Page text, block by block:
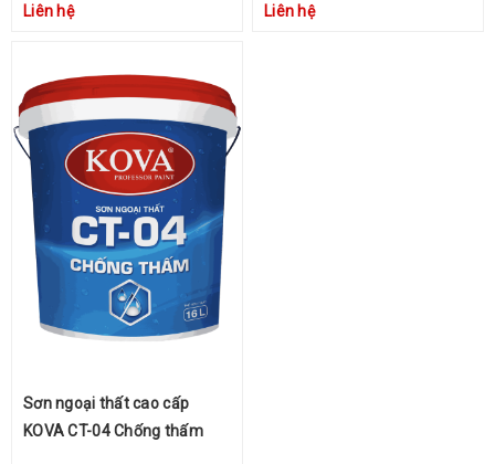
Liên hệ Liên hệ
Sơn ngoại thất cao cấp
KOVA CT-04 Chống thấm